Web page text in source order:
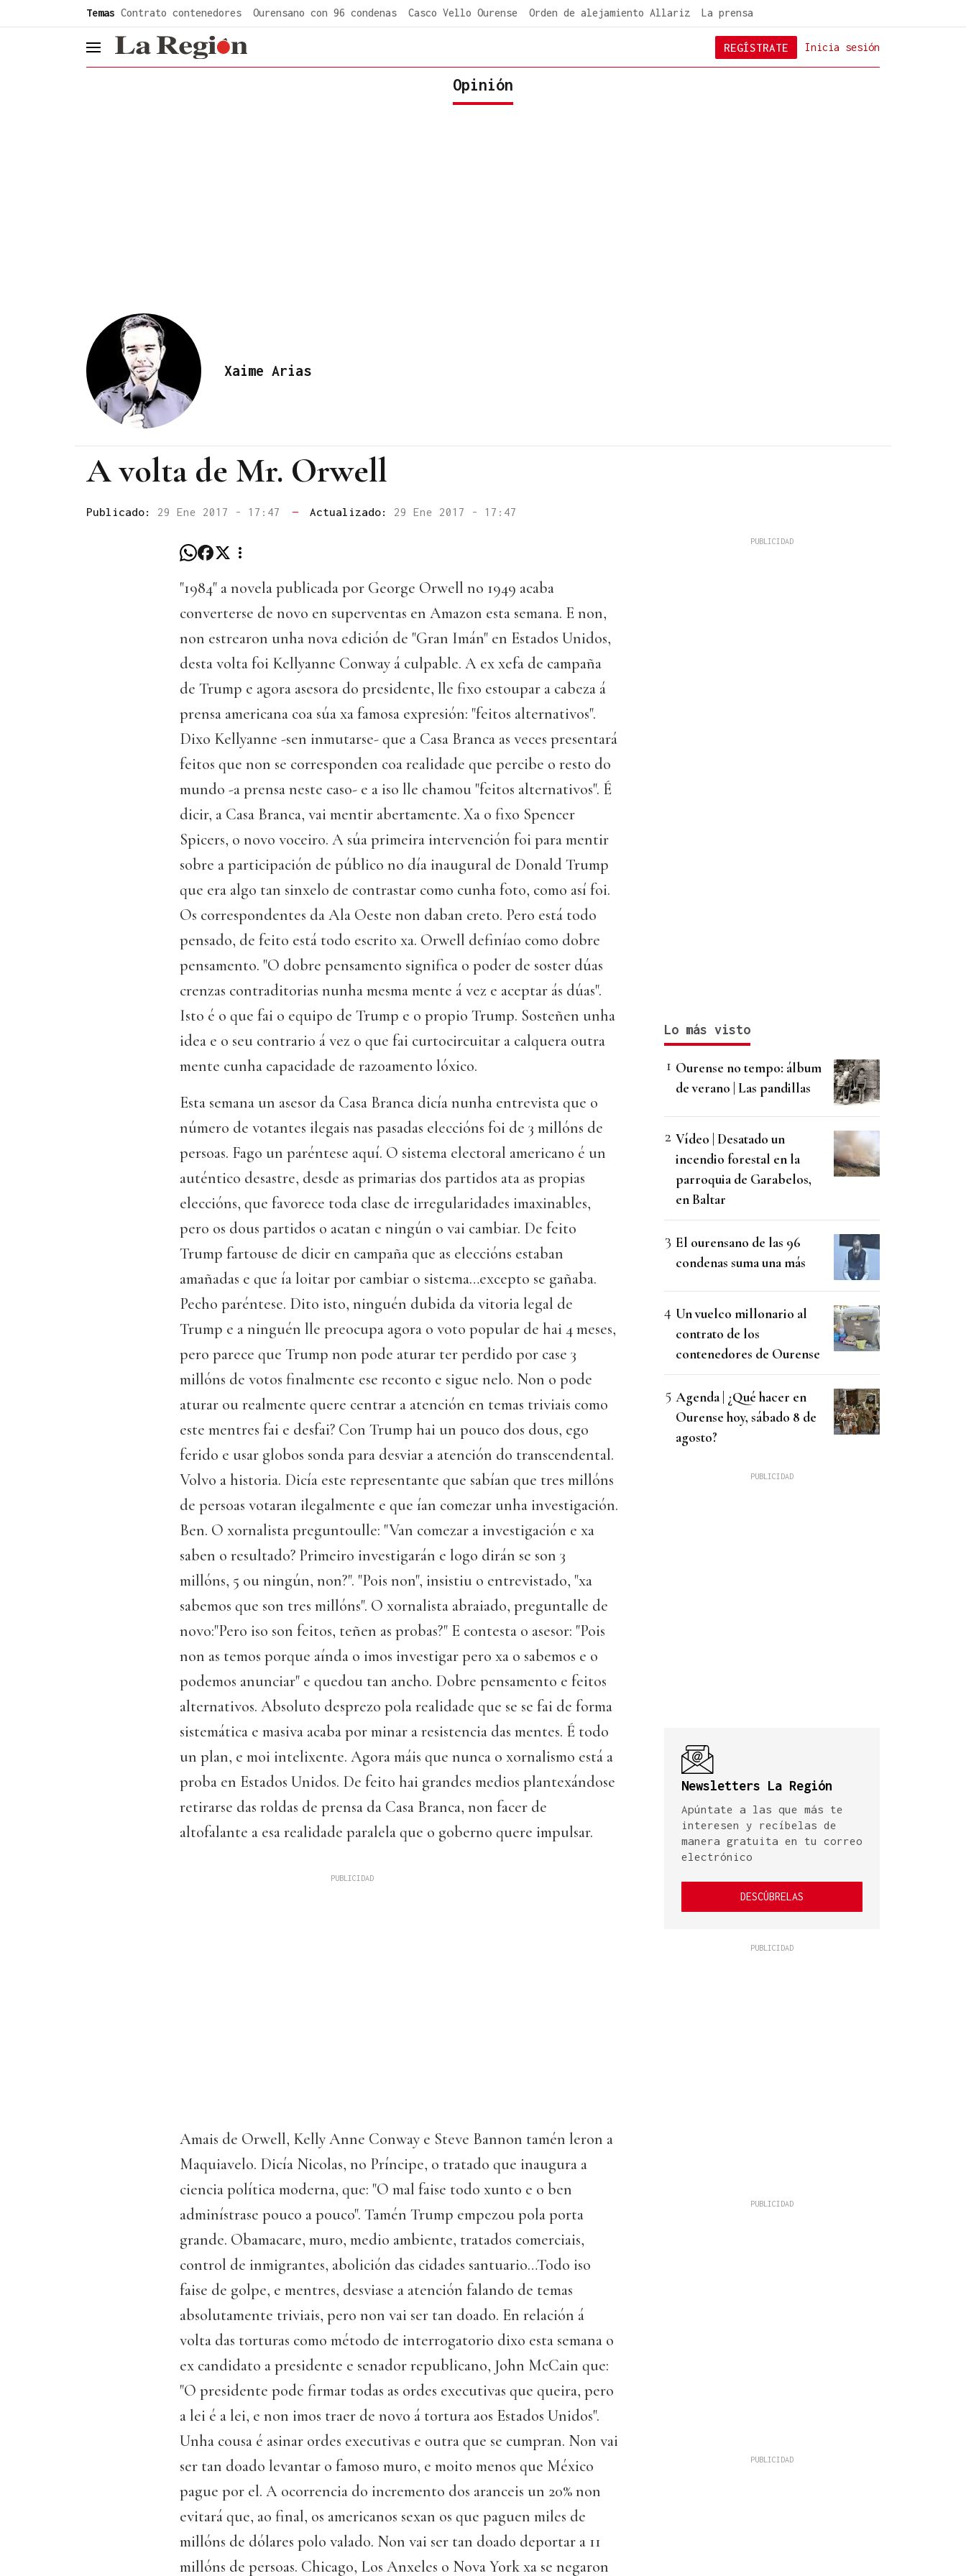
Temas Contrato contenedores Ourensano con 96 condenas Casco Vello Ourense Orden de alejamiento Allariz La prensa
header.menu.open Inicia sesión
REGÍSTRATE
Opinión
Xaime Arias
A volta de Mr. Orwell
Publicado: 29 Ene 2017 - 17:47 — Actualizado: 29 Ene 2017 - 17:47
"1984" a novela publicada por George Orwell no 1949 acaba
converterse de novo en superventas en Amazon esta semana. E non,
non estrearon unha nova edición de "Gran Imán" en Estados Unidos,
desta volta foi Kellyanne Conway á culpable. A ex xefa de campaña
de Trump e agora asesora do presidente, lle fixo estoupar a cabeza á
prensa americana coa súa xa famosa expresión: "feitos alternativos".
Dixo Kellyanne -sen inmutarse- que a Casa Branca as veces presentará
feitos que non se corresponden coa realidade que percibe o resto do
mundo -a prensa neste caso- e a iso lle chamou "feitos alternativos". É
dicir, a Casa Branca, vai mentir abertamente. Xa o fixo Spencer
Spicers, o novo voceiro. A súa primeira intervención foi para mentir
sobre a participación de público no día inaugural de Donald Trump
que era algo tan sinxelo de contrastar como cunha foto, como así foi.
Os correspondentes da Ala Oeste non daban creto. Pero está todo
pensado, de feito está todo escrito xa. Orwell definíao como dobre
pensamento. "O dobre pensamento significa o poder de soster dúas
crenzas contraditorias nunha mesma mente á vez e aceptar ás dúas".
Isto é o que fai o equipo de Trump e o propio Trump. Sosteñen unha
idea e o seu contrario á vez o que fai curtocircuitar a calquera outra
mente cunha capacidade de razoamento lóxico.
Esta semana un asesor da Casa Branca dicía nunha entrevista que o
número de votantes ilegais nas pasadas eleccións foi de 3 millóns de
persoas. Fago un paréntese aquí. O sistema electoral americano é un
auténtico desastre, desde as primarias dos partidos ata as propias
eleccións, que favorece toda clase de irregularidades imaxinables,
pero os dous partidos o acatan e ningún o vai cambiar. De feito
Trump fartouse de dicir en campaña que as eleccións estaban
amañadas e que ía loitar por cambiar o sistema…excepto se gañaba.
Pecho paréntese. Dito isto, ninguén dubida da vitoria legal de
Trump e a ninguén lle preocupa agora o voto popular de hai 4 meses,
pero parece que Trump non pode aturar ter perdido por case 3
millóns de votos finalmente ese reconto e sigue nelo. Non o pode
aturar ou realmente quere centrar a atención en temas triviais como
este mentres fai e desfai? Con Trump hai un pouco dos dous, ego
ferido e usar globos sonda para desviar a atención do transcendental.
Volvo a historia. Dicía este representante que sabían que tres millóns
de persoas votaran ilegalmente e que ían comezar unha investigación.
Ben. O xornalista preguntoulle: "Van comezar a investigación e xa
saben o resultado? Primeiro investigarán e logo dirán se son 3
millóns, 5 ou ningún, non?". "Pois non", insistiu o entrevistado, "xa
sabemos que son tres millóns". O xornalista abraiado, preguntalle de
novo:"Pero iso son feitos, teñen as probas?" E contesta o asesor: "Pois
non as temos porque aínda o imos investigar pero xa o sabemos e o
podemos anunciar" e quedou tan ancho. Dobre pensamento e feitos
alternativos. Absoluto desprezo pola realidade que se se fai de forma
sistemática e masiva acaba por minar a resistencia das mentes. É todo
un plan, e moi intelixente. Agora máis que nunca o xornalismo está a
proba en Estados Unidos. De feito hai grandes medios plantexándose
retirarse das roldas de prensa da Casa Branca, non facer de
altofalante a esa realidade paralela que o goberno quere impulsar.
Amais de Orwell, Kelly Anne Conway e Steve Bannon tamén leron a
Maquiavelo. Dicía Nicolas, no Príncipe, o tratado que inaugura a
ciencia política moderna, que: "O mal faise todo xunto e o ben
adminístrase pouco a pouco". Tamén Trump empezou pola porta
grande. Obamacare, muro, medio ambiente, tratados comerciais,
control de inmigrantes, abolición das cidades santuario…Todo iso
faise de golpe, e mentres, desviase a atención falando de temas
absolutamente triviais, pero non vai ser tan doado. En relación á
volta das torturas como método de interrogatorio dixo esta semana o
ex candidato a presidente e senador republicano, John McCain que:
"O presidente pode firmar todas as ordes executivas que queira, pero
a lei é a lei, e non imos traer de novo á tortura aos Estados Unidos".
Unha cousa é asinar ordes executivas e outra que se cumpran. Non vai
ser tan doado levantar o famoso muro, e moito menos que México
pague por el. A ocorrencia do incremento dos aranceis un 20% non
evitará que, ao final, os americanos sexan os que paguen miles de
millóns de dólares polo valado. Non vai ser tan doado deportar a 11
millóns de persoas. Chicago, Los Anxeles o Nova York xa se negaron
Lo más visto
Ourense no tempo: álbum
de verano | Las pandillas
Vídeo | Desatado un
incendio forestal en la
parroquia de Garabelos,
en Baltar
El ourensano de las 96
condenas suma una más
Un vuelco millonario al
contrato de los
contenedores de Ourense
Agenda | ¿Qué hacer en
Ourense hoy, sábado 8 de
agosto?
Newsletters La Región
Apúntate a las que más te
interesen y recíbelas de
manera gratuita en tu correo
electrónico
DESCÚBRELAS